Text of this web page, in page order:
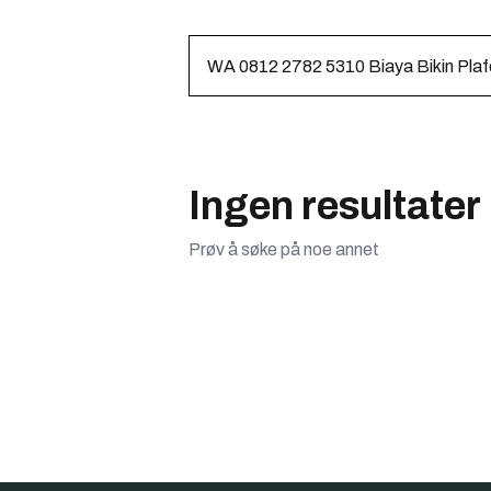
Ingen resultater
Prøv å søke på noe annet